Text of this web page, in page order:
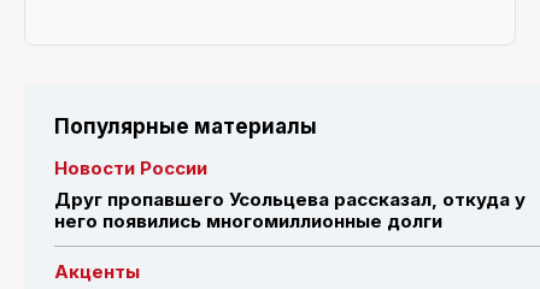
Популярные материалы
Новости России
Друг пропавшего Усольцева рассказал, откуда у
него появились многомиллионные долги
Акценты